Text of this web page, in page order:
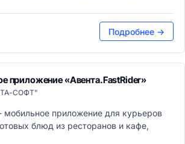
Подробнее →
приложение «Авента.FastRider»
СОФТ"
мобильное приложение для курьеров
блюд из ресторанов и кафе,